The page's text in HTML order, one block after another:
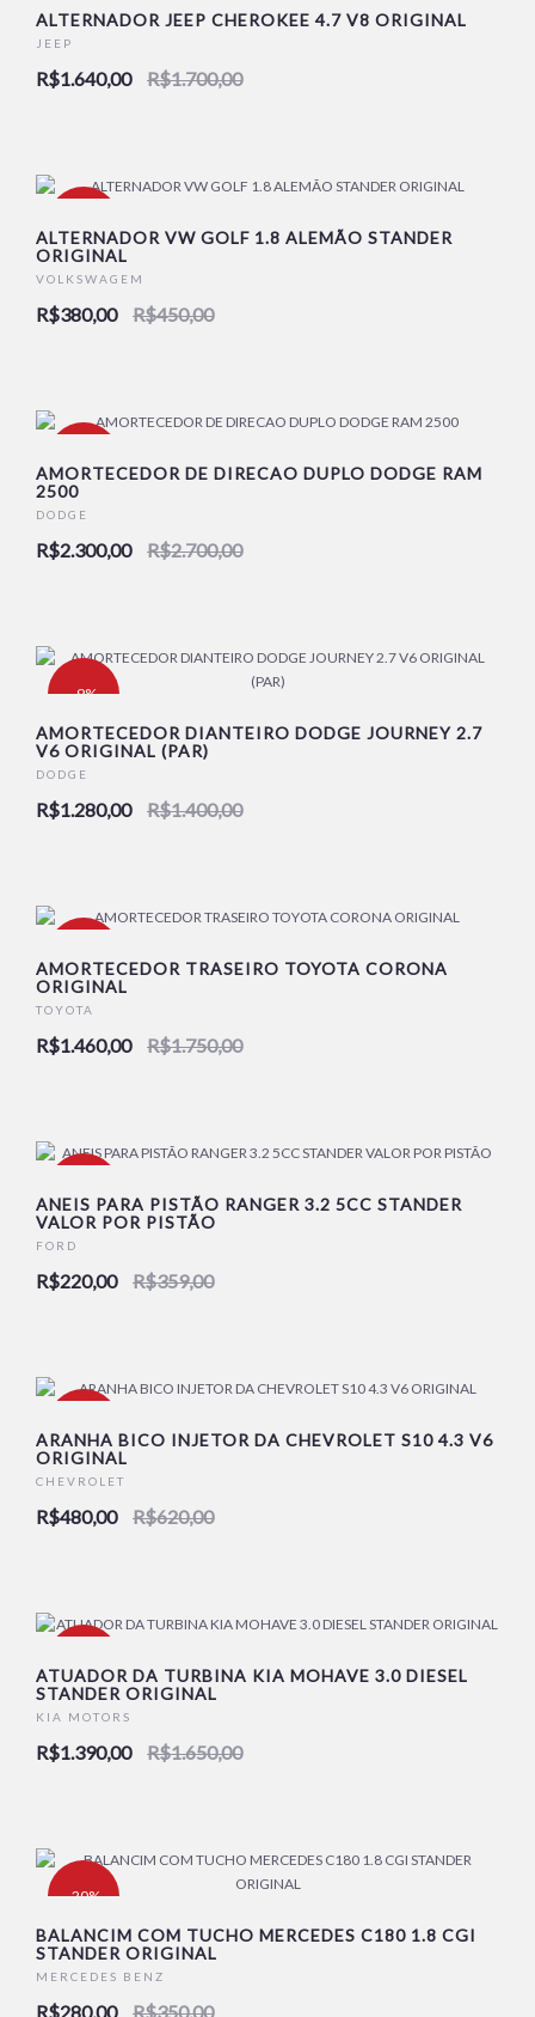
ALTERNADOR JEEP CHEROKEE 4.7 V8 ORIGINAL
JEEP
R$1.640,00 R$1.700,00
ALTERNADOR VW GOLF 1.8 ALEMÃO STANDER
ORIGINAL
VOLKSWAGEM
R$380,00 R$450,00
AMORTECEDOR DE DIRECAO DUPLO DODGE RAM
2500
DODGE
R$2.300,00 R$2.700,00
-9%
AMORTECEDOR DIANTEIRO DODGE JOURNEY 2.7
V6 ORIGINAL (PAR)
DODGE
R$1.280,00 R$1.400,00
AMORTECEDOR TRASEIRO TOYOTA CORONA
ORIGINAL
TOYOTA
R$1.460,00 R$1.750,00
ANEIS PARA PISTÃO RANGER 3.2 5CC STANDER
VALOR POR PISTÃO
FORD
R$220,00 R$359,00
ARANHA BICO INJETOR DA CHEVROLET S10 4.3 V6
ORIGINAL
CHEVROLET
R$480,00 R$620,00
ATUADOR DA TURBINA KIA MOHAVE 3.0 DIESEL
STANDER ORIGINAL
KIA MOTORS
R$1.390,00 R$1.650,00
-20%
BALANCIM COM TUCHO MERCEDES C180 1.8 CGI
STANDER ORIGINAL
MERCEDES BENZ
R$280,00 R$350,00